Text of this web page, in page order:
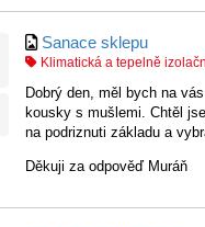
Sanace sklepu
Klimatická a tepelně
Dobrý den, měl bych na
kousky s mušlemi. Chtěl
na podriznuti základu a
Děkuji za odpověď Muráň